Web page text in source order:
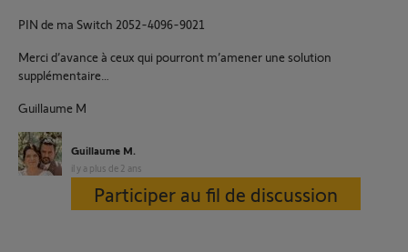
PIN de ma Switch 2052-4096-9021
Merci d’avance à ceux qui pourront m’amener une solution
supplémentaire…
Guillaume M
Guillaume M.
il y a plus de 2 ans
Participer au fil de discussion